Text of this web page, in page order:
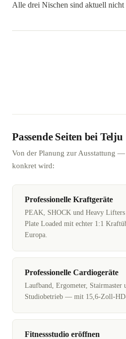
Alle drei Nischen sind aktuell nicht
Passende Seiten bei Telju
Von der Planung zur Ausstattung —
konkret wird:
Professionelle Kraftgeräte
PEAK, SHOCK und Heavy
Plate Loaded mit echter 1:1
Europa.
Professionelle Cardiogeräte
Laufband, Ergometer, Stairmaster
Studiobetrieb — mit 15,6-Zoll-HD-
Fitnessstudio eröffnen